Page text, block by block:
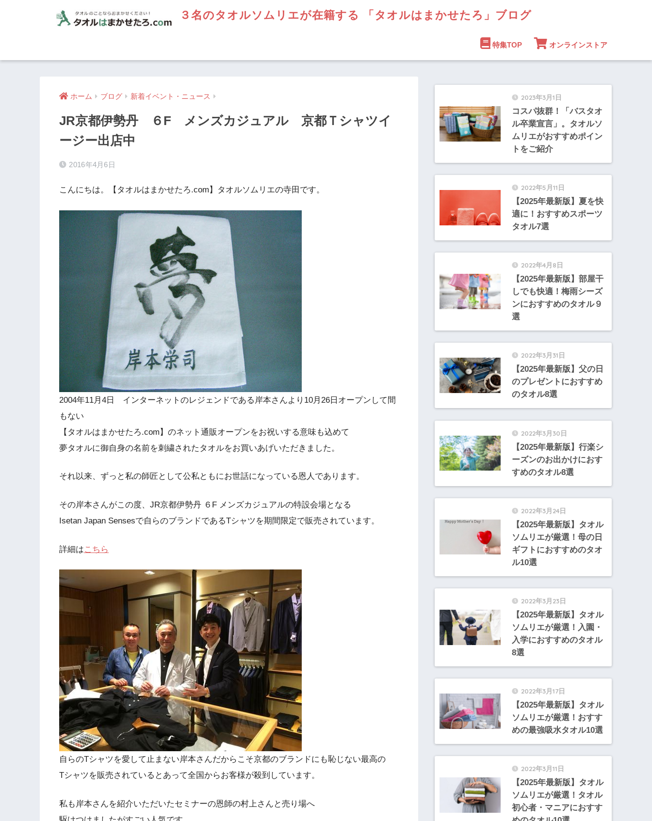
３名のタオルソムリエが在籍する 「タオルはまかせたろ」ブログ
特集TOP オンラインストア
ホーム ブログ 新着イベント・ニュース
JR京都伊勢丹 ６F メンズカジュアル 京都Ｔシャツイ
ージー出店中
2016年4月6日
こんにちは。【タオルはまかせたろ.com】タオルソムリエの寺田です。
2004年11月4日 インターネットのレジェンドである岸本さんより10月26日オープンして間
もない
【タオルはまかせたろ.com】のネット通販オープンをお祝いする意味も込めて
夢タオルに御自身の名前を刺繍されたタオルをお買いあげいただきました。
それ以来、ずっと私の師匠として公私ともにお世話になっている恩人であります。
その岸本さんがこの度、JR京都伊勢丹 ６F メンズカジュアルの特設会場となる
Isetan Japan Sensesで自らのブランドであるTシャツを期間限定で販売されています。
詳細はこちら
自らのTシャツを愛して止まない岸本さんだからこそ京都のブランドにも恥じない最高の
Tシャツを販売されているとあって全国からお客様が殺到しています。
私も岸本さんを紹介いただいたセミナーの恩師の村上さんと売り場へ
2023年3月1日
コスパ抜群！「バスタオ
ル卒業宣言」。タオルソ
ムリエがおすすめポイン
トをご紹介
2022年5月11日
【2025年最新版】夏を快
適に！おすすめスポーツ
タオル7選
2022年4月8日
【2025年最新版】部屋干
しでも快適！梅雨シーズ
ンにおすすめのタオル９
選
2022年3月31日
【2025年最新版】父の日
のプレゼントにおすすめ
のタオル8選
2022年3月30日
【2025年最新版】行楽シ
ーズンのお出かけにおす
すめのタオル8選
2022年3月24日
【2025年最新版】タオル
ソムリエが厳選！母の日
ギフトにおすすめのタオ
ル10選
2022年3月23日
【2025年最新版】タオル
ソムリエが厳選！入園・
入学におすすめのタオル
8選
2022年3月17日
【2025年最新版】タオル
ソムリエが厳選！おすす
めの最強吸水タオル10選
2022年3月11日
【2025年最新版】タオル
ソムリエが厳選！タオル
初心者・マニアにおすす